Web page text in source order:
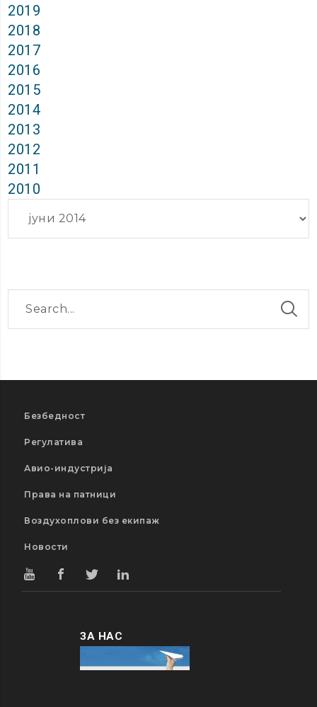
2019
2018
2017
2016
2015
2014
2013
2012
2011
2010
Безбедност
Регулатива
Авио-индустрија
Права на патници
Воздухоплови без екипаж
Новости
ЗА НАС